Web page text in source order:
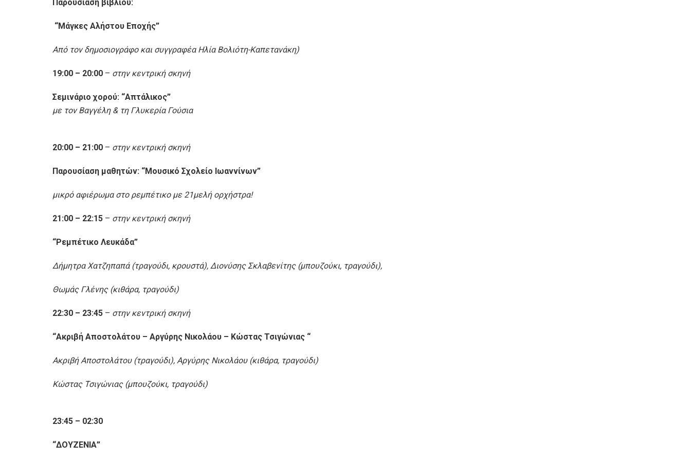
Παρουσίαση βιβλίου:
“Μάγκες Αλήστου Εποχής”
Από τον δημοσιογράφο και συγγραφέα Ηλία Βολιότη-Καπετανάκη)
19:00 – 20:00 – στην κεντρική σκηνή
Σεμινάριο χορού: “Απτάλικος”
με τον Βαγγέλη & τη Γλυκερία Γούσια
20:00 – 21:00 – στην κεντρική σκηνή
Παρουσίαση μαθητών: “Μουσικό Σχολείο Ιωαννίνων”
μικρό αφιέρωμα στο ρεμπέτικο με 21μελή ορχήστρα!
21:00 – 22:15 – στην κεντρική σκηνή
“Ρεμπέτικο Λευκάδα”
Δήμητρα Χατζηπαπά (τραγούδι, κρουστά), Διονύσης Σκλαβενίτης (μπουζούκι, τραγούδι),
Θωμάς Γλένης (κιθάρα, τραγούδι)
22:30 – 23:45 – στην κεντρική σκηνή
“Ακριβή Αποστολάτου – Αργύρης Νικολάου – Κώστας Τσιγώνιας “
Ακριβή Αποστολάτου (τραγούδι), Αργύρης Νικολάου (κιθάρα, τραγούδι)
Κώστας Τσιγώνιας (μπουζούκι, τραγούδι)
23:45 – 02:30
“ΔΟΥΖΕΝΙΑ”